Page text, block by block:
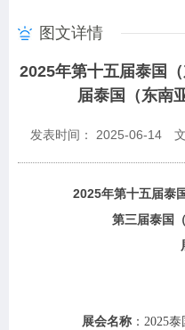
图文详情
2025年第十五届泰国
届泰国（东南
发表时间： 2025-06-14
2025年第十五届泰
第三届泰国
展会名称 ： 2025泰